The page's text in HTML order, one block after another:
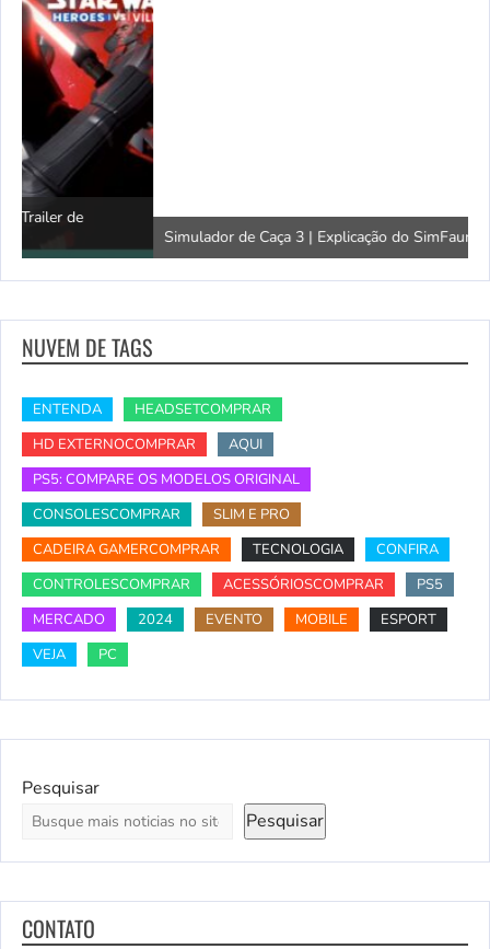
Simulador de Caça 3 | Explicação do SimFauna
NUVEM DE TAGS
ENTENDA
HEADSETCOMPRAR
HD EXTERNOCOMPRAR
AQUI
PS5: COMPARE OS MODELOS ORIGINAL
CONSOLESCOMPRAR
SLIM E PRO
CADEIRA GAMERCOMPRAR
TECNOLOGIA
CONFIRA
CONTROLESCOMPRAR
ACESSÓRIOSCOMPRAR
PS5
MERCADO
2024 EVENTO MOBILE
ESPORT
VEJA
PC
Pesquisar
Pesquisar
CONTATO